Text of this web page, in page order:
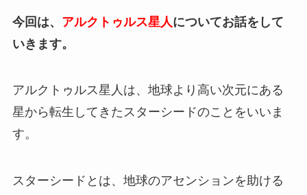
今回は、 アルクトゥルス星人についてお話をして
いきます。
アルクトゥルス星人は、地球より高い次元にある
星から転生してきたスターシードのことをいいま
す。
スターシードとは、地球のアセンションを助ける